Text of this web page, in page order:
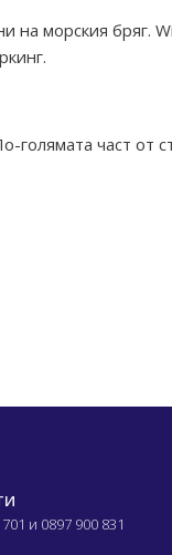
на морския бряг.
част от
и 0897 900 831